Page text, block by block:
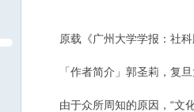
原载《广州大学学报：社科
「作者简介」郭圣莉，复旦
由于众所周知的原因，“文化